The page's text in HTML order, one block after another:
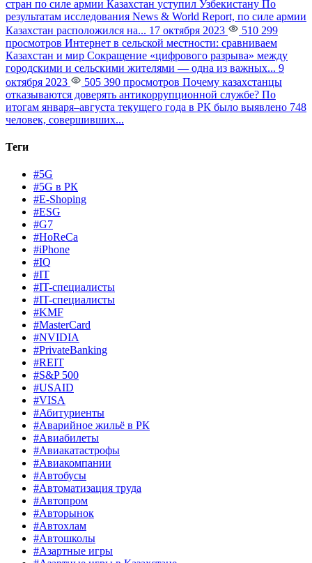
стран по силе армии Казахстан уступил Узбекистану По
результатам исследования News & World Report, по силе армии
Казахстан расположился на... 17 октября 2023
510 299
просмотров Интернет в сельской местности: сравниваем
Казахстан и мир Сокращение «цифрового разрыва» между
городскими и сельскими жителями — одна из важных... 9
октября 2023
505 390 просмотров Почему казахстанцы
отказываются доверять антикоррупционной службе? По
итогам января–августа текущего года в РК было выявлено 748
человек, совершивших...
Теги
#5G
#5G в РК
#E-Shoping
#ESG
#G7
#HoReCa
#iPhone
#IQ
#IT
#IT-специалисты
#IT-специалисты
#KMF
#MasterCard
#NVIDIA
#PrivateBanking
#REIT
#S&P 500
#USAID
#VISA
#Абитуриенты
#Аварийное жильё в РК
#Авиабилеты
#Авиакатастрофы
#Авиакомпании
#Автобусы
#Автоматизация труда
#Автопром
#Авторынок
#Автохлам
#Автошколы
#Азартные игры